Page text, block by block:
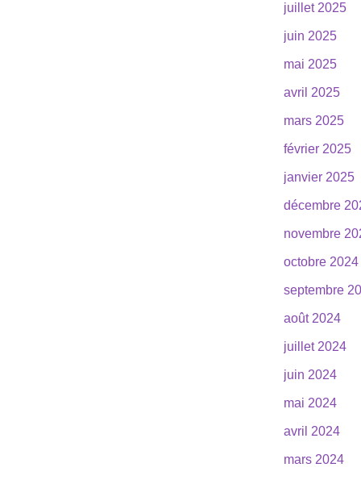
juillet 2025
juin 2025
mai 2025
avril 2025
mars 2025
février 2025
janvier 2025
décembre
novembre
octobre 2024
septembre
août 2024
juillet 2024
juin 2024
mai 2024
avril 2024
mars 2024